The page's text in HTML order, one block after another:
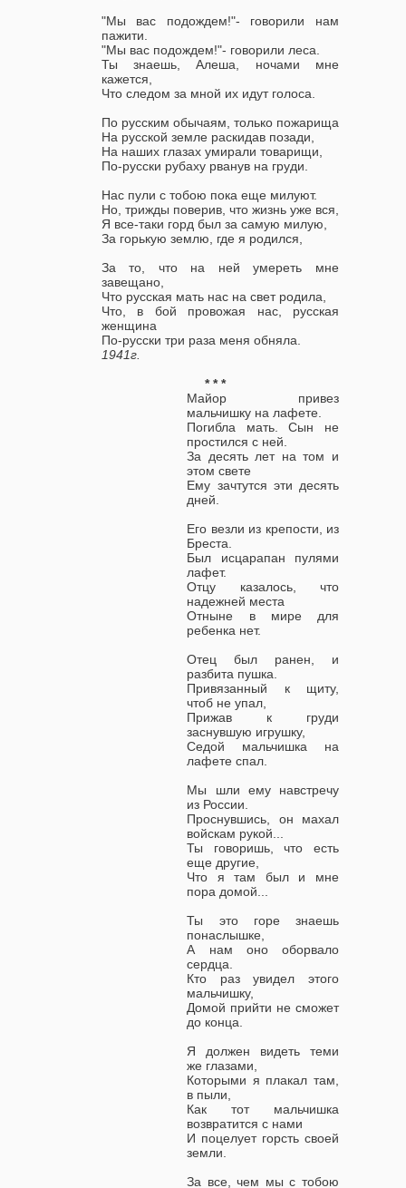
"Мы вас подождем!"- говорили нам
пажити.
"Мы вас подождем!"- говорили леса.
Ты знаешь, Алеша, ночами мне
кажется,
Что следом за мной их идут голоса.
По русским обычаям, только пожарища
На русской земле раскидав позади,
На наших глазах умирали товарищи,
По-русски рубаху рванув на груди.
Нас пули с тобою пока еще милуют.
Но, трижды поверив, что жизнь уже вся,
Я все-таки горд был за самую милую,
За горькую землю, где я родился,
За то, что на ней умереть мне
завещано,
Что русская мать нас на свет родила,
Что, в бой провожая нас, русская
женщина
По-русски три раза меня обняла.
1941г.
* * *
Майор привез
мальчишку на лафете.
Погибла мать. Сын не
простился с ней.
За десять лет на том и
этом свете
Ему зачтутся эти десять
дней.
Его везли из крепости, из
Бреста.
Был исцарапан пулями
лафет.
Отцу казалось, что
надежней места
Отныне в мире для
ребенка нет.
Отец был ранен, и
разбита пушка.
Привязанный к щиту,
чтоб не упал,
Прижав к груди
заснувшую игрушку,
Седой мальчишка на
лафете спал.
Мы шли ему навстречу
из России.
Проснувшись, он махал
войскам рукой...
Ты говоришь, что есть
еще другие,
Что я там был и мне
пора домой...
Ты это горе знаешь
понаслышке,
А нам оно оборвало
сердца.
Кто раз увидел этого
мальчишку,
Домой прийти не сможет
до конца.
Я должен видеть теми
же глазами,
Которыми я плакал там,
в пыли,
Как тот мальчишка
возвратится с нами
И поцелует горсть своей
земли.
За все, чем мы с тобою